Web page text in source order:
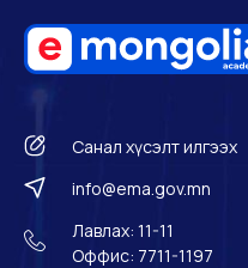
Санал хүсэлт илгээх
info@ema.gov.mn
Лавлах: 11-11
Оффис: 7711-1197